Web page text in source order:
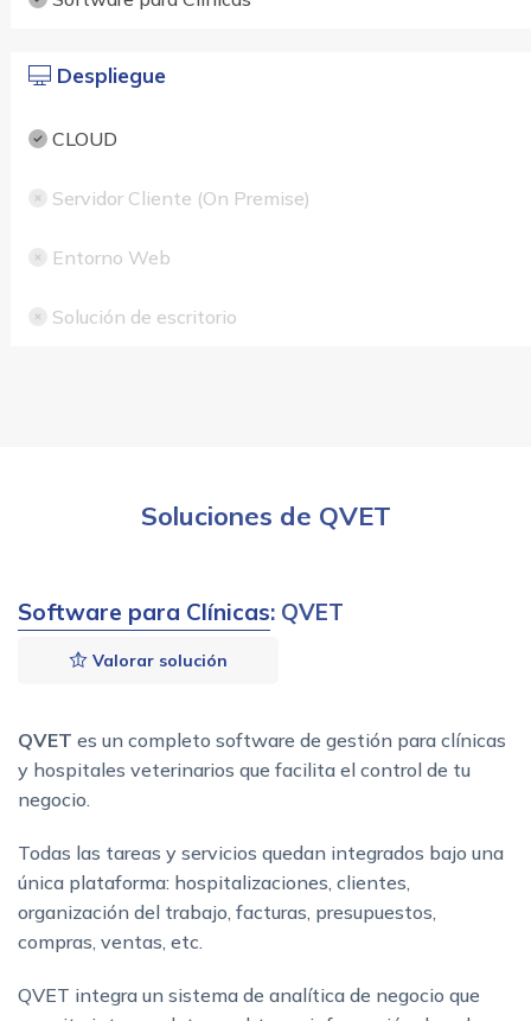
Despliegue
CLOUD
Servidor Cliente (On Premise)
Entorno Web
Solución de escritorio
Soluciones de QVET
Software para Clínicas: QVET
Valorar solución
QVET es un completo software de gestión para clínicas
y hospitales veterinarios que facilita el control de tu
negocio.
Todas las tareas y servicios quedan integrados bajo una
única plataforma: hospitalizaciones, clientes,
organización del trabajo, facturas, presupuestos,
compras, ventas, etc.
QVET integra un sistema de analítica de negocio que